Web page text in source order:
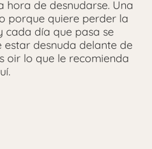
hora de desnudarse. Una
porque quiere perder la
cada día que pasa se
estar desnuda delante de
oir lo que le recomienda